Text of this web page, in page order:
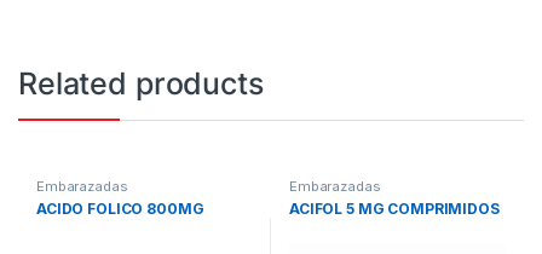
Related products
Embarazadas
ACIDO FOLICO 800MG
Embarazadas
ACIFOL 5 MG COMPRIMIDOS